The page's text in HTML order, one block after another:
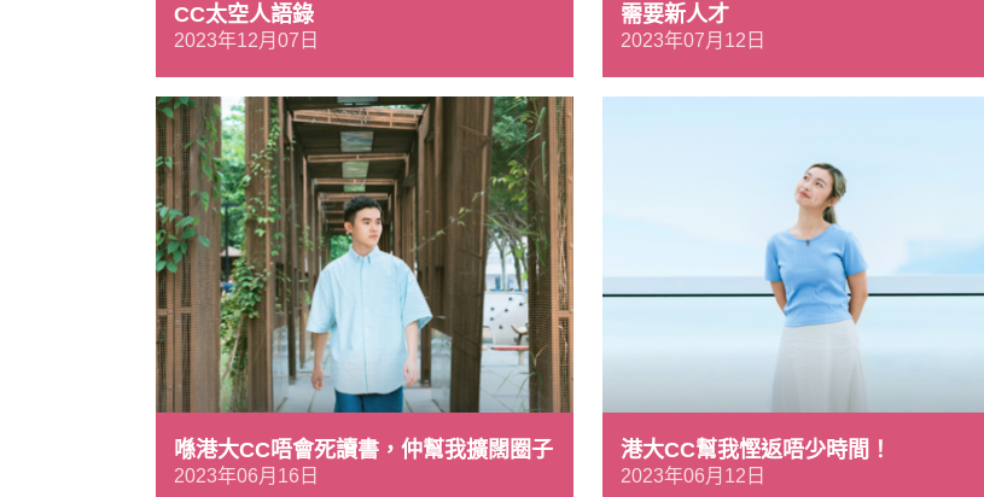
CC太空人語錄
2023年12月07日
需要新人才
2023年07月12日
喺港大CC唔會死讀書，仲幫我擴闊圈子
2023年06月16日
港大CC幫我慳返唔少時間！
2023年06月12日